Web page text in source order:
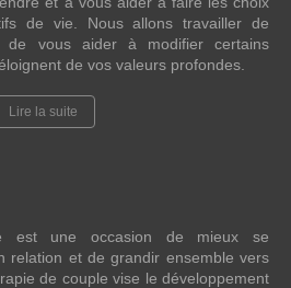
de vie. Nous allons travailler de
de vous aider à modifier certains
de vos valeurs profondes.
Lire la suite
est une occasion de mieux se
relation et de grandir ensemble vers
de couple vise le développement